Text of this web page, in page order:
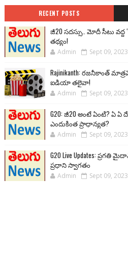
RECENT POSTS
జీ20 సదస్సు.. మోదీ సీటు
తథ్యం!
Admin Sept 09, 2023
Rajinikanth: రజనీకాంత్
ఐడియా తలైవా!
Admin Sept 09, 2023
G20: జీ20 అంటే ఏంటి? ఏ ఏ
ఎందుకింత ప్రాధాన్యత?
Admin Sept 09, 2023
G20 Live Updates:
ప్రధాని స్వాగతం
Admin Sept 09, 2023